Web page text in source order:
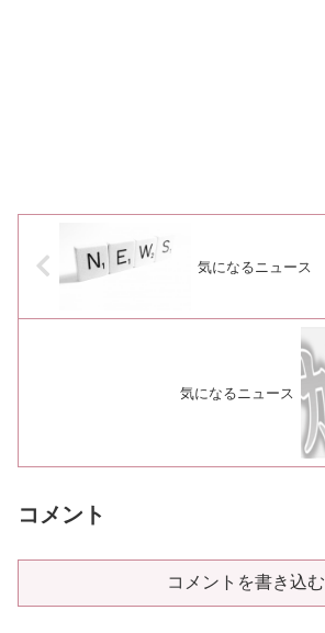
気になるニュース
気になるニュース
コメント
コメントを書き込む